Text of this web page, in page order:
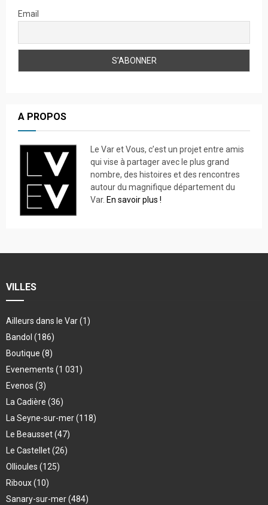
Email
A PROPOS
Le Var et Vous, c’est un projet entre amis
qui vise à partager avec le plus grand
nombre, des histoires et des rencontres
autour du magnifique département du
Var. En savoir plus !
VILLES
Ailleurs dans le Var(1)
Bandol (186)
Boutique (8)
Evenements (1 031)
Evenos (3)
La Cadière (36)
La Seyne-sur-mer(118)
Le Beausset(47)
Le Castellet(26)
Ollioules (125)
Riboux(10)
Sanary-sur-mer(484)